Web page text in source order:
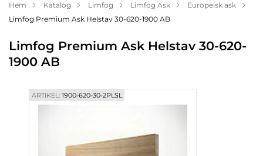
Betalning
Blogg
Hem Katalog Limfog Limfog Ask
Europeisk ask
Limfog Premium Ask Helstav 30-620-1900 AB
Limfog Premium Ask Helstav 30-620-
1900 AB
ARTIKEL:1900-620-30-2PLSL